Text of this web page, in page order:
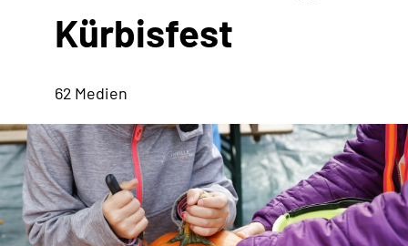
Kürbisfest
62 Medien